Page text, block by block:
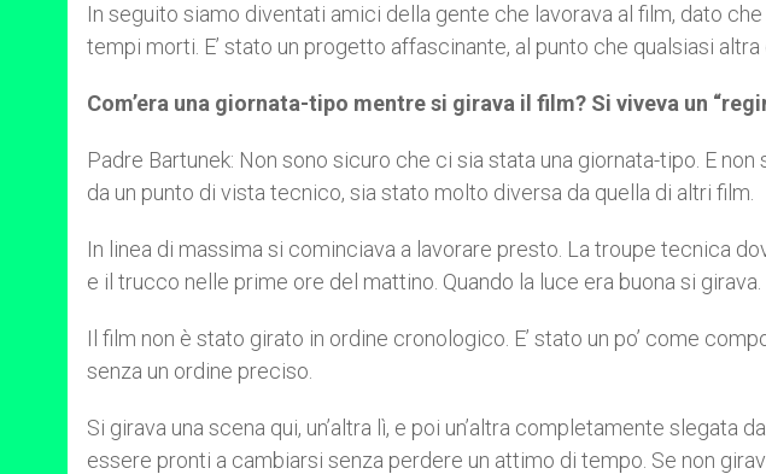
In seguito siamo diventati amici della gente che lavorava al film, dato
tempi morti. E’ stato un progetto affascinante, al punto che qualsiasi
Com’era una giornata-tipo mentre si girava il film? Si viveva un
Padre Bartunek: Non sono sicuro che ci sia stata una giornata-tipo. E
da un punto di vista tecnico, sia stato molto diversa da quella di altri film.
In linea di massima si cominciava a lavorare presto. La troupe tecnica
e il trucco nelle prime ore del mattino. Quando la luce era buona si girava.
Il film non è stato girato in ordine cronologico. E’ stato un po’ come
senza un ordine preciso.
Si girava una scena qui, un’altra lì, e poi un’altra completamente slegata
essere pronti a cambiarsi senza perdere un attimo di tempo. Se non